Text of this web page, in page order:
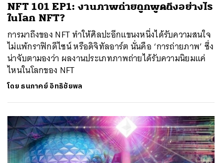
NFT 101 EP1: งานภาพถ่ายถูกพูดถึงอย่างไร
ในโลก NFT?
การมาถึงของ NFT ทำให้ศิลปะอีกแขนงหนึ่งได้รับความสนใจ
ไม่แพ้กราฟิกดีไซน์ หรือดิจิทัลอาร์ต นั่นคือ ‘การถ่ายภาพ’ ซึ่ง
น่าจับตามองว่า ผลงานประเภทภาพถ่ายได้รับความนิยมแค่
ไหนในโลกของ NFT
โดย ธนภาคย์ อิทธิชัยพล